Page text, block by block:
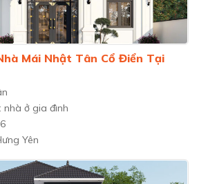
Mái Nhật Tân Cổ Điển Tại
nhà ở gia đình
Yên